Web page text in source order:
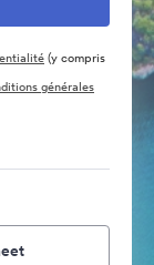
(y compris
générales